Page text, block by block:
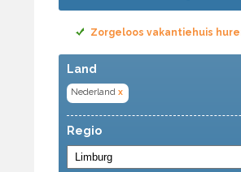
Zorgeloos vakantiehuis
Land
Nederland x
Regio